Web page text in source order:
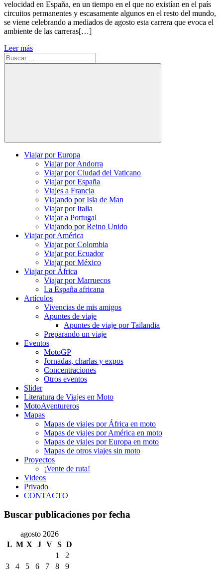
velocidad en España, en un tiempo en el que no existían en el país
circuitos permanentes y escasamente algunos en el resto del mundo,
se viene celebrando a mediados de agosto esta carrera que evoca el
ambiente de las carreras[…]
Leer más
Buscar:
Buscar
Viajar por Europa
Viajar por Andorra
Viajar por Ciudad del Vaticano
Viajar por España
Viajes a Francia
Viajando por Isla de Man
Viajar por Italia
Viajar a Portugal
Viajando por Reino Unido
Viajar por América
Viajar por Colombia
Viajar por Ecuador
Viajar por México
Viajar por África
Viajar por Marruecos
La España africana
Artículos
Vivencias de mis amigos
Apuntes de viaje
Apuntes de viaje por Tailandia
Preparando un viaje
Eventos
MotoGP
Jornadas, charlas y expos
Concentraciones
Otros eventos
Slider
Literatura de Viajes en Moto
MotoAventureros
Mapas
Mapas de viajes por África en moto
Mapas de viajes por América en moto
Mapas de viajes por Europa en moto
Mapas de otros viajes sin moto
Proyectos
¡Vente de ruta!
Videos
Privado
CONTACTO
Buscar publicaciones por fecha
agosto 2026
L M X J V S D
1
2
3
4 5 6 7 8 9